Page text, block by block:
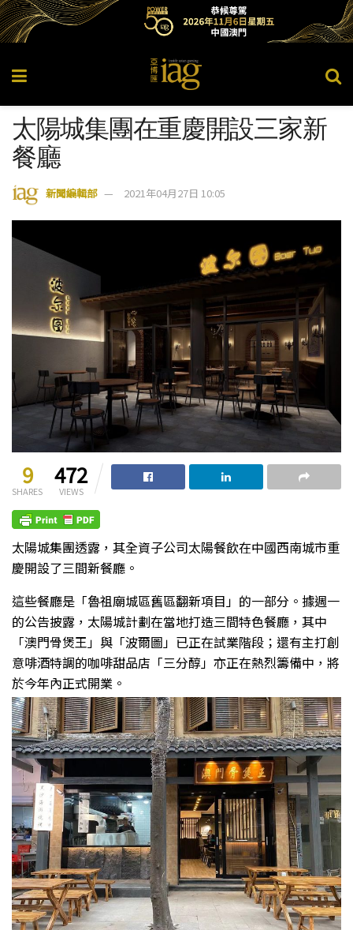
太陽城集團在重慶開設三家新
餐廳
新聞編輯部 2021年04月27日 10:05
9
SHARES
472
VIEWS
太陽城集團透露，其全資子公司太陽餐飲在中國西南城市重
慶開設了三間新餐廳。
這些餐廳是「魯祖廟城區舊區翻新項目」的一部分。據週一
的公告披露，太陽城計劃在當地打造三間特色餐廳，其中
「澳門骨煲王」與「波爾圖」已正在試業階段；還有主打創
意啡酒特調的咖啡甜品店「三分醇」亦正在熱烈籌備中，將
於今年內正式開業。